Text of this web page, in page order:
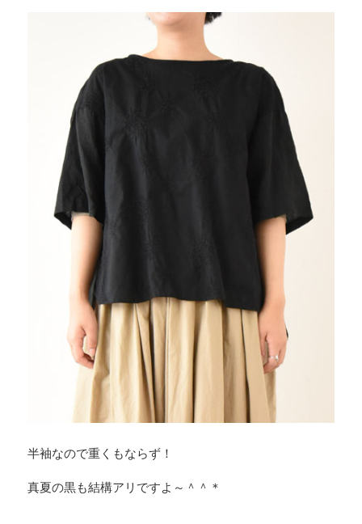
半袖なので重くもならず！
真夏の黒も結構アリですよ～＾＾＊